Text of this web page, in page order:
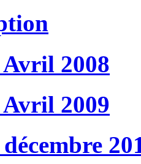
2008
2009